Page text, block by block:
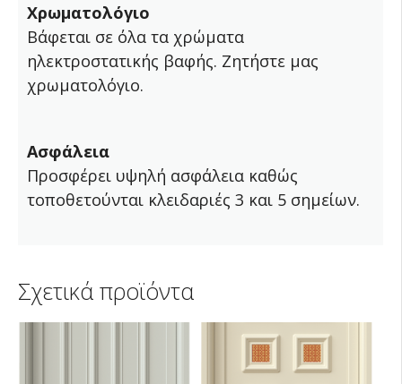
Χρωματολόγιο
Βάφεται σε όλα τα χρώματα
ηλεκτροστατικής βαφής. Ζητήστε μας
χρωματολόγιο.
Ασφάλεια
Προσφέρει υψηλή ασφάλεια καθώς
τοποθετούνται κλειδαριές 3 και 5 σημείων.
Σχετικά προϊόντα